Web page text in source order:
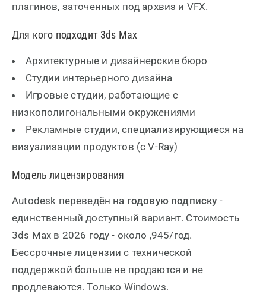
плагинов, заточенных под архвиз и VFX.
Для кого подходит 3ds Max
Архитектурные и дизайнерские бюро
Студии интерьерного дизайна
Игровые студии, работающие с
низкополигональными окружениями
Рекламные студии, специализирующиеся на
визуализации продуктов (с V-Ray)
Модель лицензирования
Autodesk переведён на годовую подписку -
единственный доступный вариант. Стоимость
3ds Max в 2026 году - около ,945/год.
Бессрочные лицензии с технической
поддержкой больше не продаются и не
продлеваются. Только Windows.